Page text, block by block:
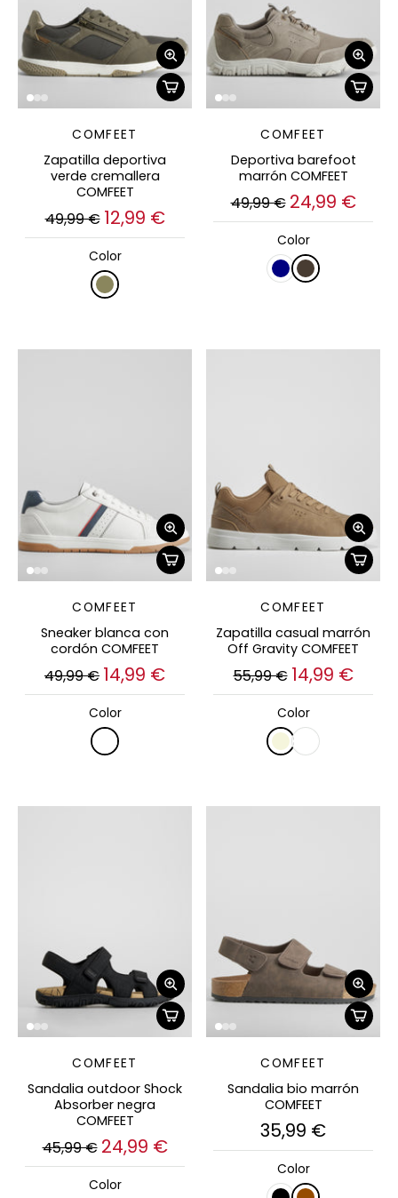
COMFEET
Zapatilla deportiva
verde cremallera
COMFEET
49,99 € 12,99 €
Color
COMFEET
Deportiva barefoot
marrón COMFEET
49,99 € 24,99 €
Color
COMFEET
Sneaker blanca con
cordón COMFEET
49,99 € 14,99 €
Color
COMFEET
Zapatilla casual marrón
Off Gravity COMFEET
55,99 € 14,99 €
Color
COMFEET
Sandalia outdoor Shock
Absorber negra
COMFEET
45,99 € 24,99 €
Color
COMFEET
Sandalia bio marrón
COMFEET
35,99 €
Color